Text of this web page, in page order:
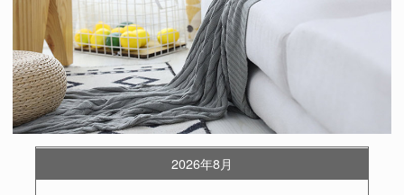
2026年8月